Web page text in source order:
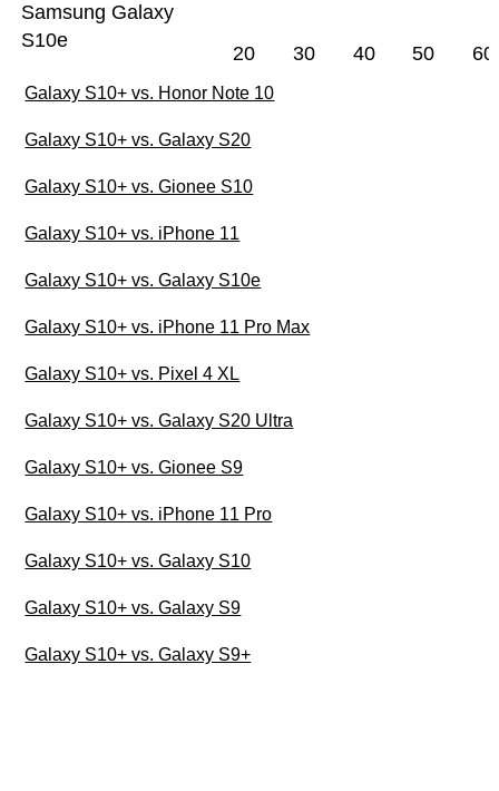
Samsung Galaxy
S10e
20 30 40 50 60
Galaxy S10+ vs. Honor Note 10
Galaxy S10+ vs. Galaxy S20
Galaxy S10+ vs. Gionee S10
Galaxy S10+ vs. iPhone 11
Galaxy S10+ vs. Galaxy S10e
Galaxy S10+ vs. iPhone 11 Pro Max
Galaxy S10+ vs. Pixel 4 XL
Galaxy S10+ vs. Galaxy S20 Ultra
Galaxy S10+ vs. Gionee S9
Galaxy S10+ vs. iPhone 11 Pro
Galaxy S10+ vs. Galaxy S10
Galaxy S10+ vs. Galaxy S9
Galaxy S10+ vs. Galaxy S9+